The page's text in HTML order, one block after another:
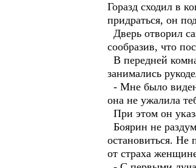
Горазд сходил в
придраться, он
Дверь отворил
сообразив, что
В передней
занимались
- Мне было
она не ужалила
При этом он
Боярин не
остановиться. Не
от страха